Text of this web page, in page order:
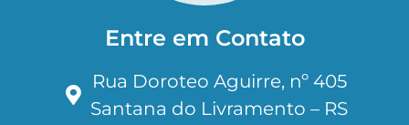
Entre em Contato
Rua Doroteo Aguirre, nº 405
Santana do Livramento – RS